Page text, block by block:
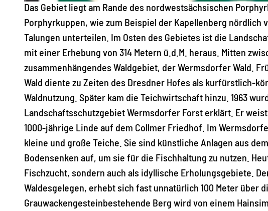
L
o
g
o
M
u
l
d
e
-
E
l
b
e
Das Gebiet liegt am Rande des nordwestsächsischen
Porphyrkuppen, wie zum Beispiel der Kapellenberg nördlich
Talungen unterteilen. Im Osten des Gebietes ist die
mit einer Erhebung von 314 Metern ü.d.M. heraus. Mitten
zusammenhängendes Waldgebiet, der Wermsdorfer Wald.
Wald diente zu Zeiten des Dresdner Hofes als kurfürstlich-
Waldnutzung. Später kam die Teichwirtschaft hinzu. 1963
Landschaftsschutzgebiet Wermsdorfer Forst erklärt. Er
1000-jährige Linde auf dem Collmer Friedhof. Im
kleine und große Teiche. Sie sind künstliche Anlagen aus
Bodensenken auf, um sie für die Fischhaltung zu nutzen.
Fischzucht, sondern auch als idyllische Erholungsgebiete.
Waldesgelegen, erhebt sich fast unnatürlich 100 Meter über
Grauwackengesteinbestehende Berg wird von einem